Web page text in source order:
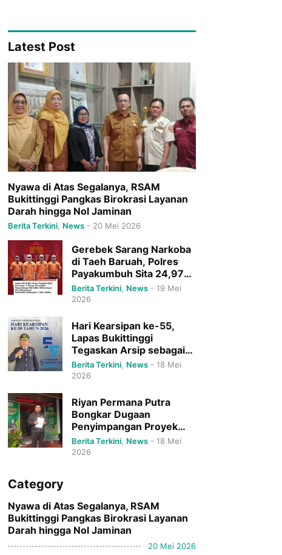
Latest Post
Nyawa di Atas Segalanya, RSAM
Bukittinggi Pangkas Birokrasi Layanan
Darah hingga Nol Jaminan
Berita Terkini News - 20 Mei 2026
Gerebek Sarang Narkoba
di Taeh Baruah, Polres
Payakumbuh Sita 24,97
Gram Sabu dan Ringkus 4
Pelaku Sekaligus
Berita Terkini News - 19 Mei
2026
Hari Kearsipan ke-55,
Lapas Bukittinggi
Tegaskan Arsip sebagai
Tulang Punggung
Pelayanan Publik Menuju
Berita Terkini News - 18 Mei
2026
Riyan Permana Putra
Bongkar Dugaan
Penyimpangan Proyek
DPRD Bukittinggi Senilai
Rp79 Miliar.
Berita Terkini News - 18 Mei
2026
Category
Nyawa di Atas Segalanya, RSAM
Bukittinggi Pangkas Birokrasi Layanan
Darah hingga Nol Jaminan
20 Mei 2026